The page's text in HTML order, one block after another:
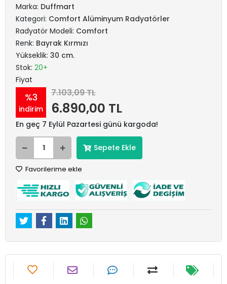
Marka: Duffmart
Kategori: Comfort Alüminyum Radyatörler
Radyatör Modeli: Comfort
Renk: Bayrak Kırmızı
Yükseklik: 30 cm.
Stok: 20+
Fiyat
%3
indirim
7.103,09 TL
6.890,00 TL
En geç 7 Eylül Pazartesi günü kargoda!
Sepete Ekle
Favorilerime ekle